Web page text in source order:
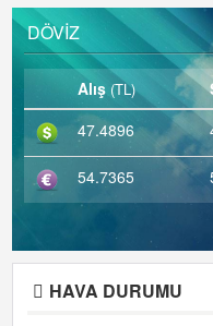
DÖVİZ
Alış (TL)
47.4896
54.7365
HAVA DURUMU